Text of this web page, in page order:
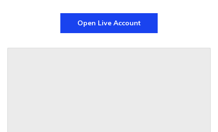
Open Live Account